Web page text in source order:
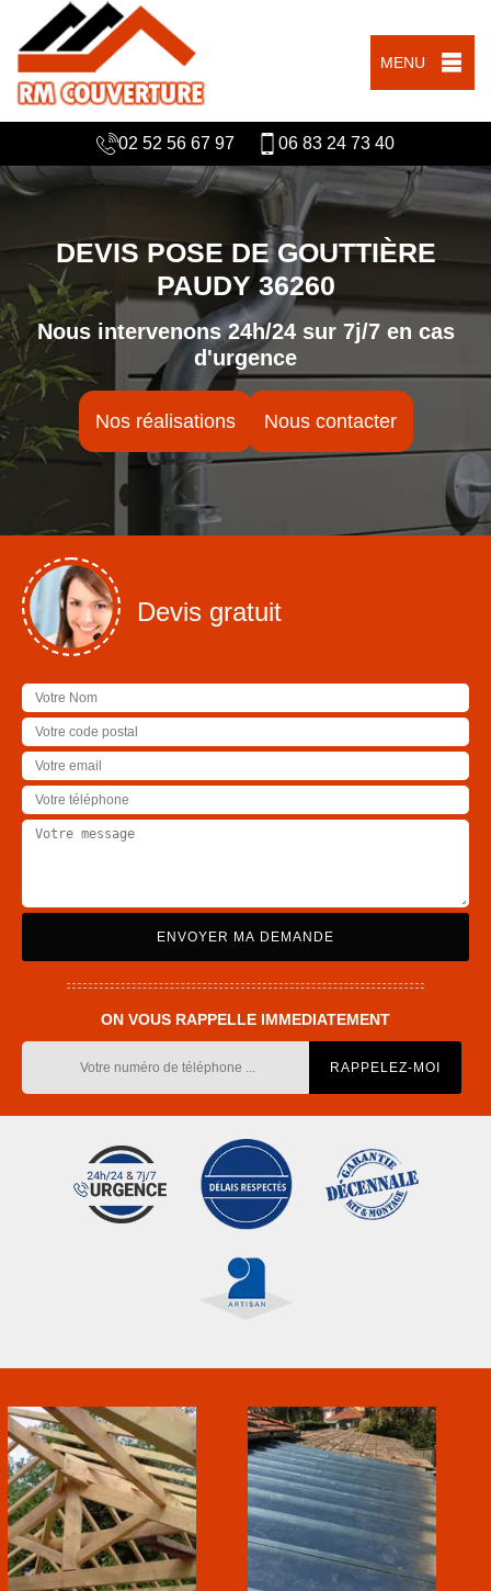
MENU
02 52 56 67 97 06 83 24 73 40
DEVIS POSE DE GOUTTIÈRE
PAUDY 36260
Nous intervenons 24h/24 sur 7j/7 en cas
d'urgence
Nos réalisations Nous contacter
Devis gratuit
ON VOUS RAPPELLE IMMEDIATEMENT